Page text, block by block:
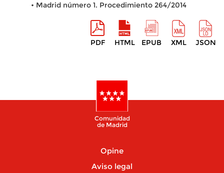
• Madrid número 1. Procedimiento 264/2014
PDF HTML EPUB XML JSON
Comunidad
de Madrid
Opine
Aviso legal